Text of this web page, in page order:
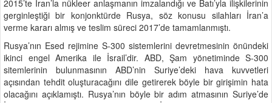
2015’te İran’la nükleer anlaşmanın imzalandığı ve Batı’yla ilişkilerinin
gerginleştiği bir konjonktürde Rusya, söz konusu silahları İran’a
verme kararı almış ve teslim süreci 2017’de tamamlanmıştı.
Rusya’nın Esed rejimine S-300 sistemlerini devretmesinin önündeki
ikinci engel Amerika ile İsrail’dir. ABD, Şam yönetiminde S-300
sitemlerinin bulunmasının ABD’nin Suriye’deki hava kuvvetleri
açısından tehdit oluşturacağını dile getirerek böyle bir girişimin hata
olacağını açıklamıştı. Rusya’nın böyle bir adım atmasının Suriye’de